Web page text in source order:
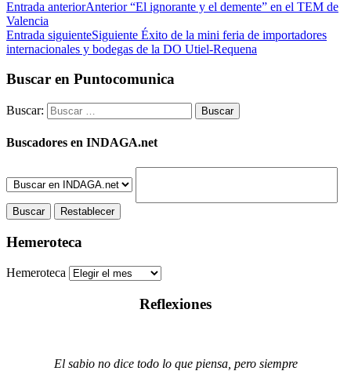
Entrada anteriorAnterior “El ignorante y el demente” en el TEM de
Valencia
Entrada siguienteSiguiente Éxito de la mini feria de importadores
internacionales y bodegas de la DO Utiel-Requena
Buscar en Puntocomunica
Buscar:
Buscadores en INDAGA.net
Hemeroteca
Hemeroteca
Reflexiones
El sabio no dice todo lo que piensa, pero siempre